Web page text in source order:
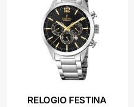
RELOGIO FESTINA